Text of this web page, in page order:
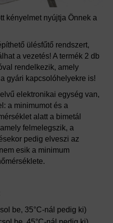
kényelmet nyújtja Önnek a
ülésfűtő rendszert,
a vezetés! A termék 2 db
rendelkezik, amely
gyári kapcsolóhelyekre is!
elektronikai egység van,
a minimumot és a
alatt a bimetál
felmelegszik, a
pedig elveszi az
esik a minimum
be, 35°C-nál pedig ki)